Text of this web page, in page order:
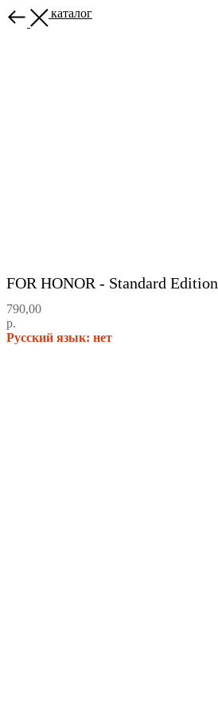
Назад в каталог
FOR HONOR - Standard Edition
790,00
р.
Русский язык: нет